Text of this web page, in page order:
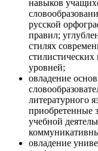
навыков
русской
правил;
стилях
уровней;
овладение
литературного
приобретенные
учебной
овладение